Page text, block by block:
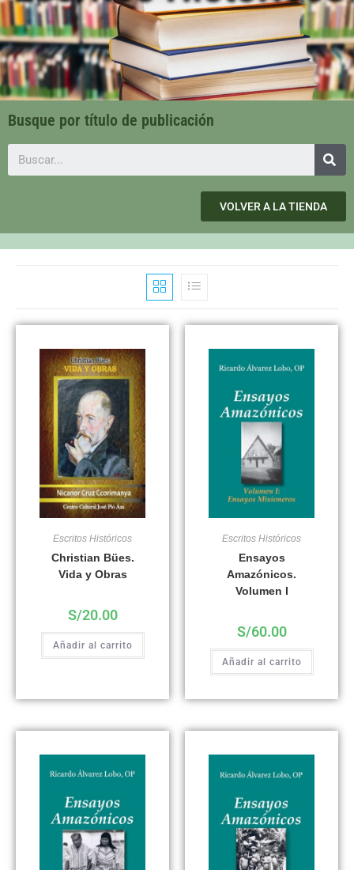
Busque por título de publicación
VOLVER A LA TIENDA
Escritos Históricos
Christian Bües.
Vida y Obras
S/20.00
Añadir al carrito
Escritos Históricos
Ensayos
Amazónicos.
Volumen I
S/60.00
Añadir al carrito